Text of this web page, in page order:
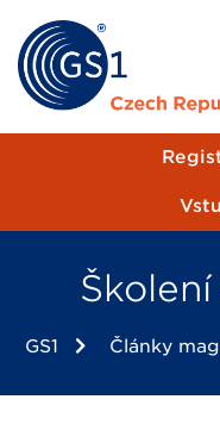
GS1 Články